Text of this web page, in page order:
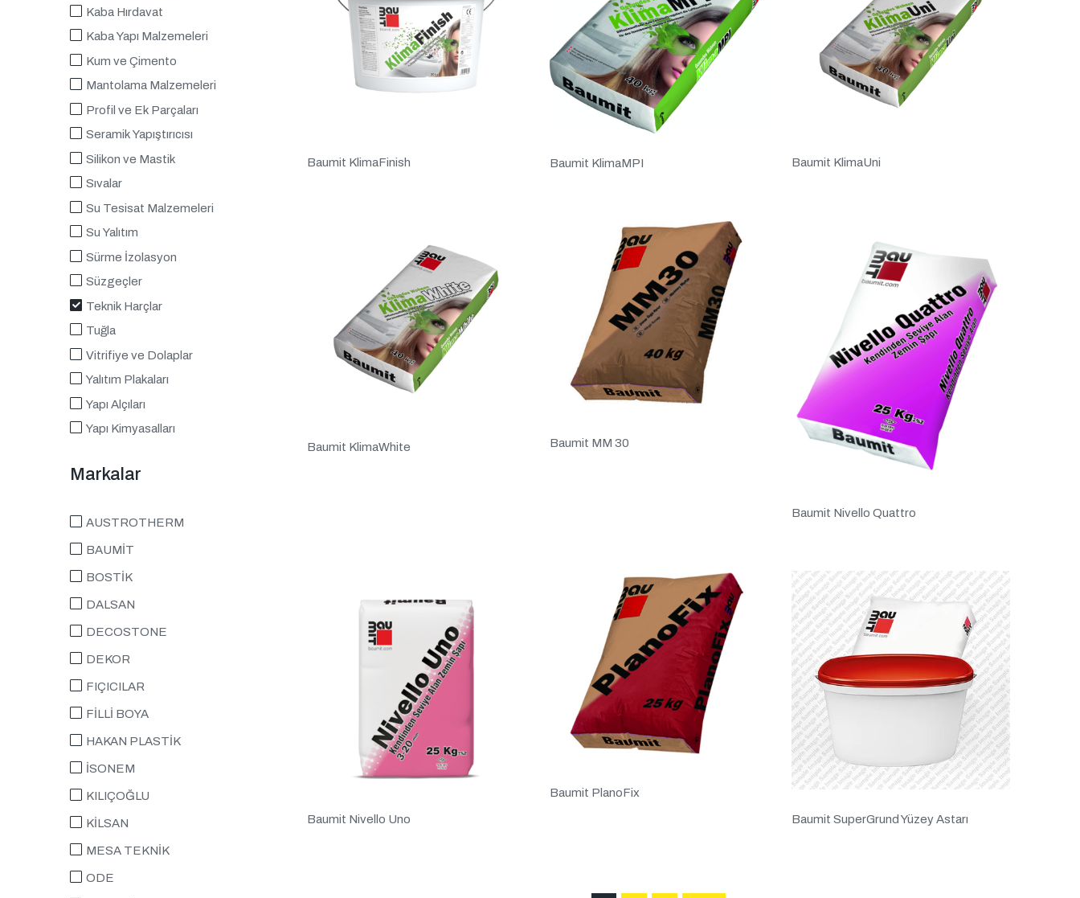
Kaba Hırdavat
Kaba Yapı Malzemeleri
Kum ve Çimento
Mantolama Malzemeleri
Profil ve Ek Parçaları
Seramik Yapıştırıcısı
Silikon ve Mastik
Sıvalar
Su Tesisat Malzemeleri
Su Yalıtım
Sürme İzolasyon
Süzgeçler
Teknik Harçlar
Tuğla
Vitrifiye ve Dolaplar
Yalıtım Plakaları
Yapı Alçıları
Yapı Kimyasalları
Markalar
AUSTROTHERM
BAUMİT
BOSTİK
DALSAN
DECOSTONE
DEKOR
FIÇICILAR
FİLLİ BOYA
HAKAN PLASTİK
İSONEM
KILIÇOĞLU
KİLSAN
MESA TEKNİK
ODE
Baumit KlimaFinish Baumit KlimaMPI Baumit KlimaUni
Baumit KlimaWhite Baumit MM 30
Baumit Nivello Quattro
Baumit Nivello Uno
Baumit PlanoFix
Baumit SuperGrund Yüzey Astarı